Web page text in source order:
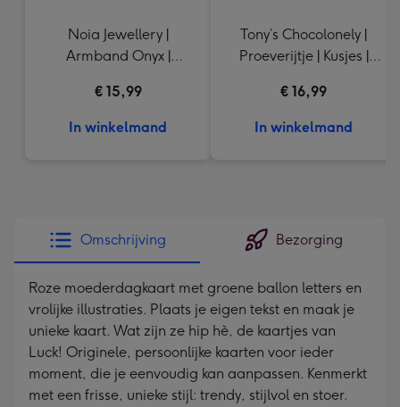
Noia Jewellery |
Armband Onyx |
€ 15,99
In winkelmand
Tony’s Chocolonely |
Proeverijtje | Kusjes |
€ 16,99
In winkelmand
Omschrijving Bezorging
Roze moederdagkaart met groene ballon letters en
vrolijke illustraties. Plaats je eigen tekst en maak je
unieke kaart. Wat zijn ze hip hè, de kaartjes van
Luck! Originele, persoonlijke kaarten voor ieder
moment, die je eenvoudig kan aanpassen. Kenmerkt
met een frisse, unieke stijl: trendy, stijlvol en stoer.